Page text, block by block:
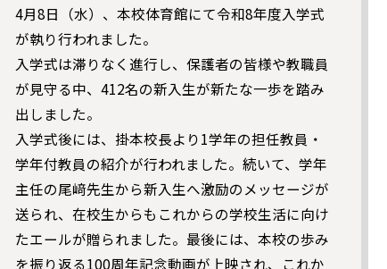
4月8日（水）、本校体育館にて令和8年度入学式
が執り行われました。
入学式は滞りなく進行し、保護者の皆様や教職員
が見守る中、412名の新入生が新たな一歩を踏み
出しました。
入学式後には、掛本校長より1学年の担任教員・
学年付教員の紹介が行われました。続いて、学年
主任の尾﨑先生から新入生へ激励のメッセージが
送られ、在校生からもこれからの学校生活に向け
たエールが贈られました。最後には、本校の歩み
を振り返る100周年記念動画が上映され、これか